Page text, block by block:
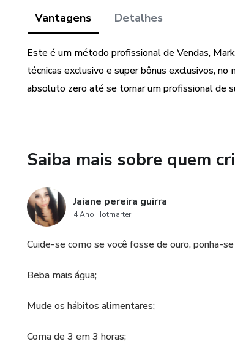
Vantagens Detalhes
Este é um método profissional de Vendas,
técnicas exclusivo e super bônus exclusivos,
absoluto zero até se tornar um profissional de
Saiba mais sobre quem
Jaiane pereira guirra
4 Ano Hotmarter
Cuide-se como se você fosse de ouro, ponha-
Beba mais água;
Mude os hábitos alimentares;
Coma de 3 em 3 horas;